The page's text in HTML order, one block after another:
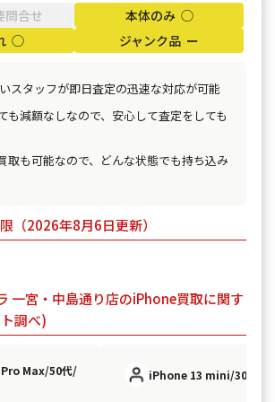
問合せ
本体のみ ◯
◯
ジャンク品 ー
スタッフが即日査定の迅速な対応が可能
も減額なしなので、安心して査定をしても
取も可能なので、どんな状態でも持ち込み
（2026年8月6日更新）
一宮・中島通り店のiPhone買取に関す
調べ)
Max/50代/
iPhone 13 mini/30代/男